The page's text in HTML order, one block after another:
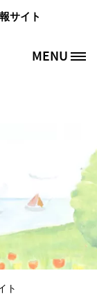
ツに移動
サイト
MENU
ト